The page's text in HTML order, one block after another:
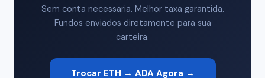
Sem conta necessaria. Melhor taxa garantida.
Fundos enviados diretamente para sua
carteira.
Trocar ETH → ADA Agora →